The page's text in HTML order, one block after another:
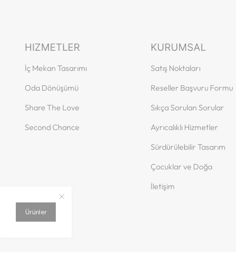
Ürünler
HIZMETLER
İç Mekan Tasarımı
Oda Dönüşümü
Share The Love
Second Chance
KURUMSAL
Satış Noktaları
Reseller Başvuru Formu
Sıkça Sorulan Sorular
Ayrıcalıklı Hizmetler
Sürdürülebilir Tasarım
Çocuklar ve Doğa
İletişim